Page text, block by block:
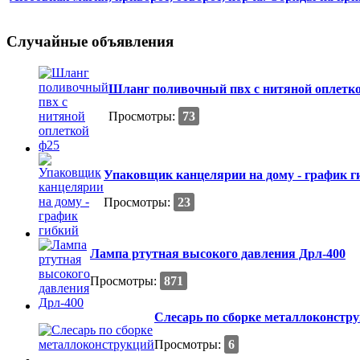
Случайные объявления
Шланг поливочный пвх с нитяной
Просмотры:
73
Упаковщик канцелярии на дому - график
Просмотры: 23
Лампа ртутная высокого давления Дрл-400
Просмотры: 871
Слесарь по сборке
Просмотры: 6